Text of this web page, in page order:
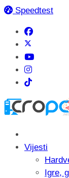
Speedtest
Vijesti
Igre,